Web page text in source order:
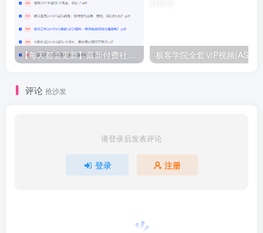
更多精品优质资源，点击这里查看
专区】【精品收藏】抓紧一起加入shaocun资源站吧！
【每天都会更新】最新付费社群公众号文章 极客学院全套ⅥP视频(AS版)
评论 抢沙发
请登录后发表评论
登录 注册